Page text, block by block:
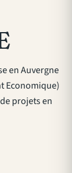
en Auvergne
Economique)
projets en